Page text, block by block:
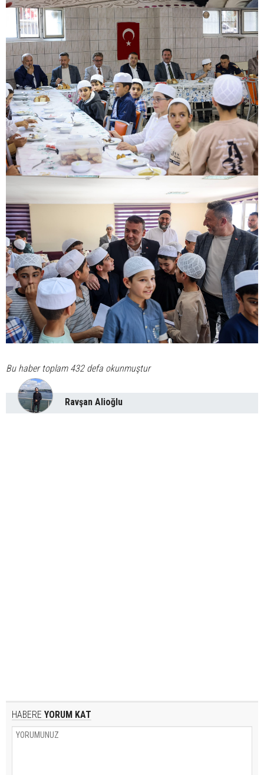
Bu haber toplam 432 defa okunmuştur
Ravşan Alioğlu
HABERE YORUM KAT